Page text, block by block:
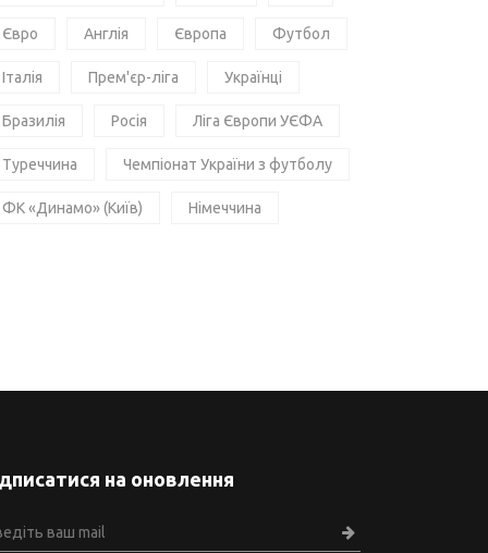
Євро Англія Європа Футбол
Італія Прем'єр-ліга Українці
Бразилія Росія Ліга Європи УЄФА
Туреччина Чемпіонат України з футболу
ФК «Динамо» (Київ) Німеччина
на оновлення